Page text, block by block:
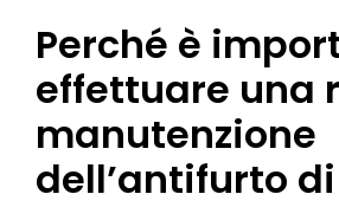
Perché è
effettuare una
manutenzione
dell’antifurto